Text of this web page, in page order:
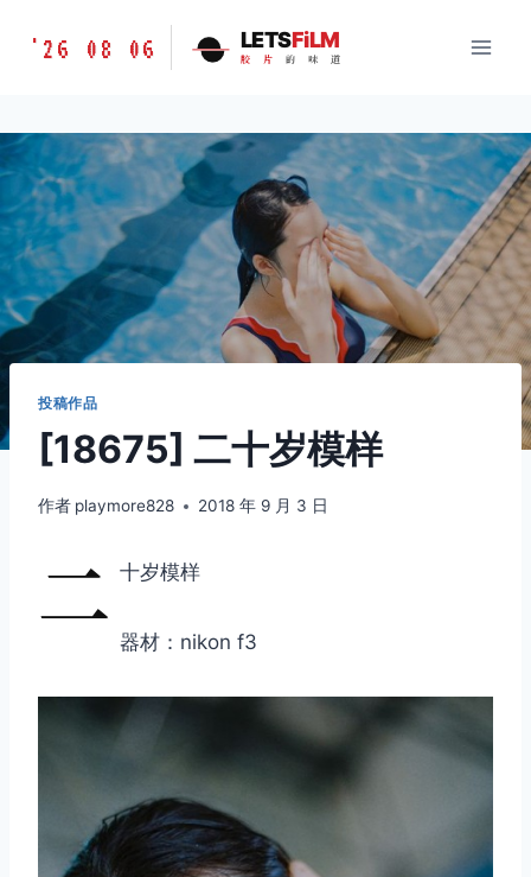
胶
味
道
LETSFILM
'26 08 06 LETSFiLM
胶 片 的 味 道
投稿作品
[18675] 二十岁模样
作者 playmore828 2018 年 9 月 3 日
二 十岁模样
器材：nikon f3